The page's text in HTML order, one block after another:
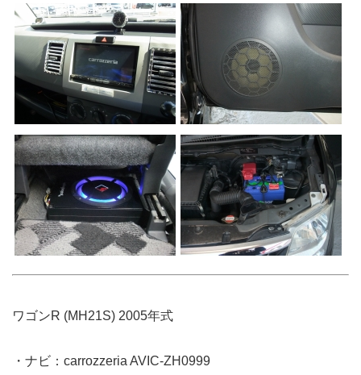
ワゴンR (MH21S) 2005年式
・ナビ：carrozzeria AVIC-ZH0999